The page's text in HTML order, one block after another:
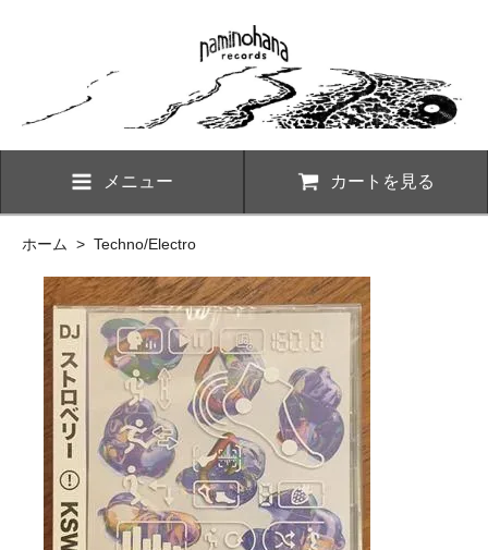
メニュー カートを見る
ホーム > Techno/Electro